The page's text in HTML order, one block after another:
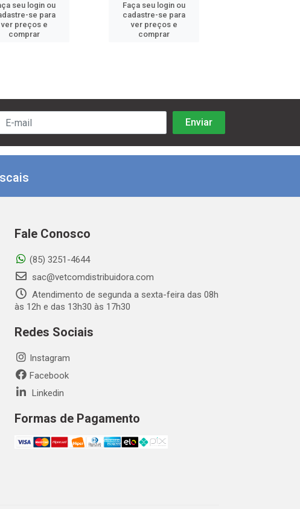
seu login ou
se para
ver preços e
comprar
Faça seu login ou
cadastre-se para
ver preços e
comprar
Fale Conosco
(85) 3251-4644
sac@vetcomdistribuidora.com
Atendimento de segunda a sexta-feira das 08h
às 12h e das 13h30 às 17h30
Redes Sociais
Instagram
Facebook
Linkedin
Formas de Pagamento